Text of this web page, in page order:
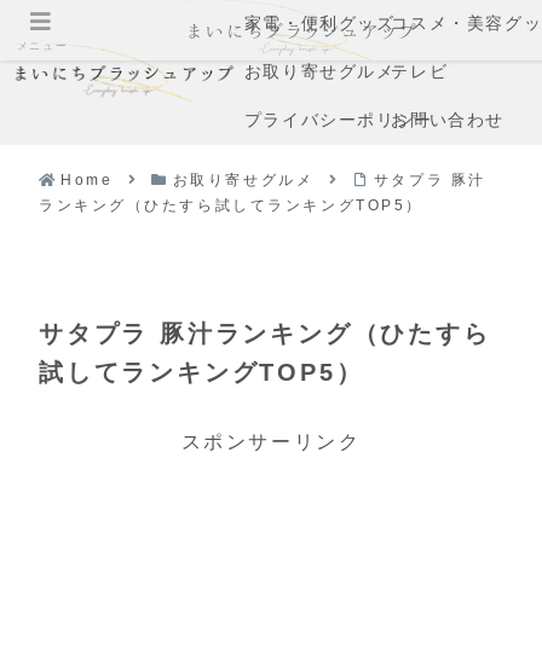
家電・便利グッズコスメ・美容グ
お取り寄せグルメテレビ
プライバシーポリシーお問い合わせ
Home お取り寄せグルメ
サタプラ 豚汁
ランキング（ひたすら試してランキングTOP5）
サタプラ 豚汁ランキング（ひたすら
試してランキングTOP5）
スポンサーリンク
メニュー